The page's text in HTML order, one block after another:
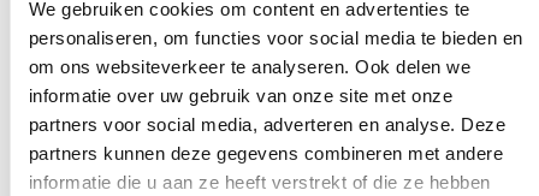
We gebruiken cookies om content en advertenties te
personaliseren, om functies voor social media te bieden en
om ons websiteverkeer te analyseren. Ook delen we
informatie over uw gebruik van onze site met onze
partners voor social media, adverteren en analyse. Deze
partners kunnen deze gegevens combineren met andere
informatie die u aan ze heeft verstrekt of die ze hebben
Onderwerpen zijn motiverende gespreksvoering,
voedingsadvies, beweegprogramma’s en het begeleiden van
patiënten met diabetes of hart- en vaatziekten.
Ondersteunend personeel heeft baat bij training in
communicatie, planning en praktijkorganisatie. Ook ict-
vaardigheden en wet- en regelgeving zijn relevante